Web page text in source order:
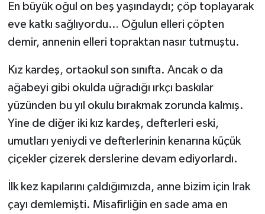
En büyük oğul on beş yaşındaydı; çöp toplayarak
eve katkı sağlıyordu… Oğulun elleri çöpten
demir, annenin elleri topraktan nasır tutmuştu.
Kız kardeş, ortaokul son sınıfta. Ancak o da
ağabeyi gibi okulda uğradığı ırkçı baskılar
yüzünden bu yıl okulu bırakmak zorunda kalmış.
Yine de diğer iki kız kardeş, defterleri eski,
umutları yeniydi ve defterlerinin kenarına küçük
çiçekler çizerek derslerine devam ediyorlardı.
İlk kez kapılarını çaldığımızda, anne bizim için Irak
çayı demlemişti. Misafirliğin en sade ama en